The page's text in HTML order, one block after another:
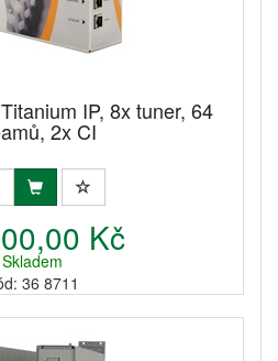
IP, 8x tuner, 64
2x CI
Kč
Skladem
36 8711